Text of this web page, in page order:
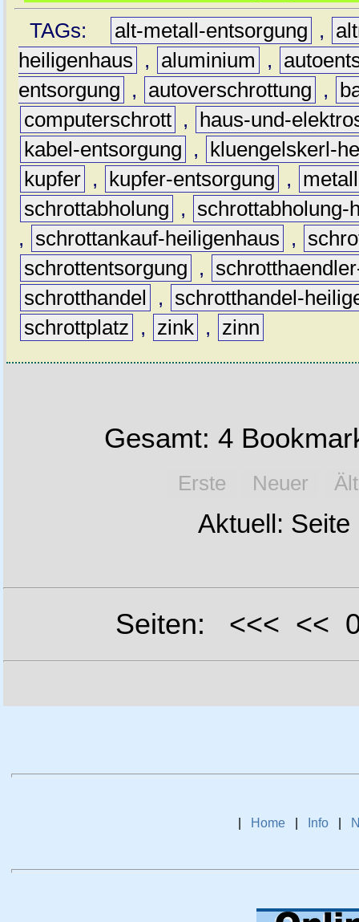
TAGs:
alt-metall-entsorgung ,
heiligenhaus
, aluminium ,
entsorgung
, autoverschrottung ,
computerschrott ,
haus-und-
kabel-entsorgung
,
kluengelskerl-
kupfer , kupfer-entsorgung ,
metall
schrottabholung
,
schrottabholung-
,
schrottankauf-heiligenhaus ,
schrottentsorgung
,
schrotthandel
,
schrotthandel-
schrottplatz
, zink , zinn
Gesamt: 4
Erste Neuer
Aktuell: Seite
Seiten: <<< <<
Home Info